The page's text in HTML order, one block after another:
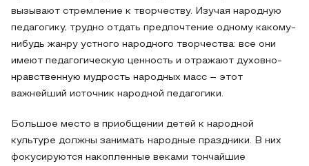
вызывают стремление к творчеству. Изучая народную
педагогику, трудно отдать предпочтение одному какому-
нибудь жанру устного народного творчества: все они
имеют педагогическую ценность и отражают духовно-
нравственную мудрость народных масс – этот
важнейший источник народной педагогики.
Большое место в приобщении детей к народной
культуре должны занимать народные праздники. В них
фокусируются накопленные веками тончайшие